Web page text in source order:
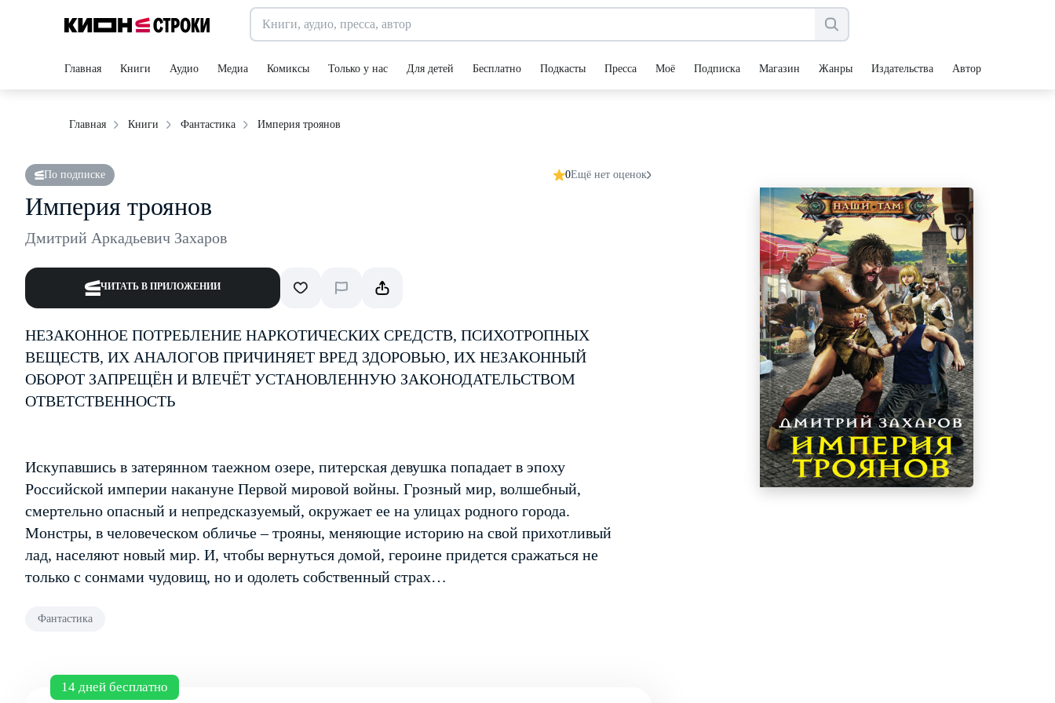
Главная Книги Аудио Медиа Комиксы Только у нас Для детей Бесплатно Подкасты Пресса Моё Подписка Магазин Жанры Издательства Авторы
Главная Книги Фантастика Империя троянов
По подписке 0Ещё нет оценок
Империя троянов
Дмитрий Аркадьевич Захаров
ЧИТАТЬ В ПРИЛОЖЕНИИ
НЕЗАКОННОЕ ПОТРЕБЛЕНИЕ НАРКОТИЧЕСКИХ СРЕДСТВ, ПСИХОТРОПНЫХ
ВЕЩЕСТВ, ИХ АНАЛОГОВ ПРИЧИНЯЕТ ВРЕД ЗДОРОВЬЮ, ИХ НЕЗАКОННЫЙ
ОБОРОТ ЗАПРЕЩЁН И ВЛЕЧЁТ УСТАНОВЛЕННУЮ ЗАКОНОДАТЕЛЬСТВОМ
ОТВЕТСТВЕННОСТЬ
Искупавшись в затерянном таежном озере, питерская девушка попадает в эпоху
Российской империи накануне Первой мировой войны. Грозный мир, волшебный,
смертельно опасный и непредсказуемый, окружает ее на улицах родного города.
Монстры, в человеческом обличье – трояны, меняющие историю на свой прихотливый
лад, населяют новый мир. И, чтобы вернуться домой, героине придется сражаться не
только с сонмами чудовищ, но и одолеть собственный страх…
Фантастика
14 дней бесплатно